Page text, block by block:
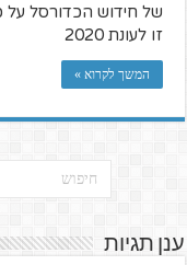
של חידוש הכדורסל על
זו לעונת 2020
המשך לקרוא »
ענן תגיות